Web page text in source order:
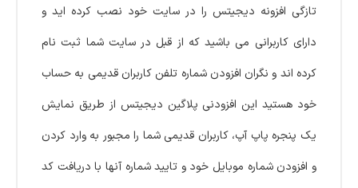
تازگی افزونه دیجیتس را در سایت خود نصب کرده اید و
دارای کاربرانی می باشید که از قبل در سایت شما ثبت نام
کرده اند و نگران افزودن شماره تلفن کاربران قدیمی به حساب
خود هستید این افزودنی پلاگین دیجیتس از طریق نمایش
یک پنجره پاپ آپ، کاربران قدیمی شما را مجبور به وارد کردن
و افزودن شماره موبایل خود و تایید شماره آنها با دریافت کد